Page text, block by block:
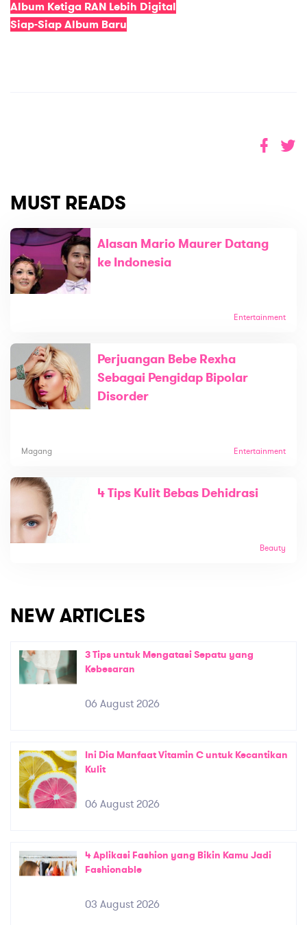
Album Ketiga RAN Lebih Digital
Siap-Siap Album Baru
MUST READS
Alasan Mario Maurer Datang
ke Indonesia
Entertainment
Perjuangan Bebe Rexha
Sebagai Pengidap Bipolar
Disorder
Magang Entertainment
4 Tips Kulit Bebas Dehidrasi
Beauty
NEW ARTICLES
3 Tips untuk Mengatasi Sepatu yang
Kebesaran
06 August 2026
Ini Dia Manfaat Vitamin C untuk Kecantikan
Kulit
06 August 2026
4 Aplikasi Fashion yang Bikin Kamu Jadi
Fashionable
03 August 2026